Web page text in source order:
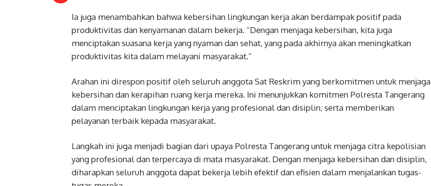
Ia juga menambahkan bahwa kebersihan lingkungan kerja akan berdampak positif pada
produktivitas dan kenyamanan dalam bekerja. “Dengan menjaga kebersihan, kita juga
menciptakan suasana kerja yang nyaman dan sehat, yang pada akhirnya akan meningkatkan
produktivitas kita dalam melayani masyarakat.”
Arahan ini direspon positif oleh seluruh anggota Sat Reskrim yang berkomitmen untuk menjaga
kebersihan dan kerapihan ruang kerja mereka. Ini menunjukkan komitmen Polresta Tangerang
dalam menciptakan lingkungan kerja yang profesional dan disiplin, serta memberikan
pelayanan terbaik kepada masyarakat.
Langkah ini juga menjadi bagian dari upaya Polresta Tangerang untuk menjaga citra kepolisian
yang profesional dan terpercaya di mata masyarakat. Dengan menjaga kebersihan dan disiplin,
diharapkan seluruh anggota dapat bekerja lebih efektif dan efisien dalam menjalankan tugas-